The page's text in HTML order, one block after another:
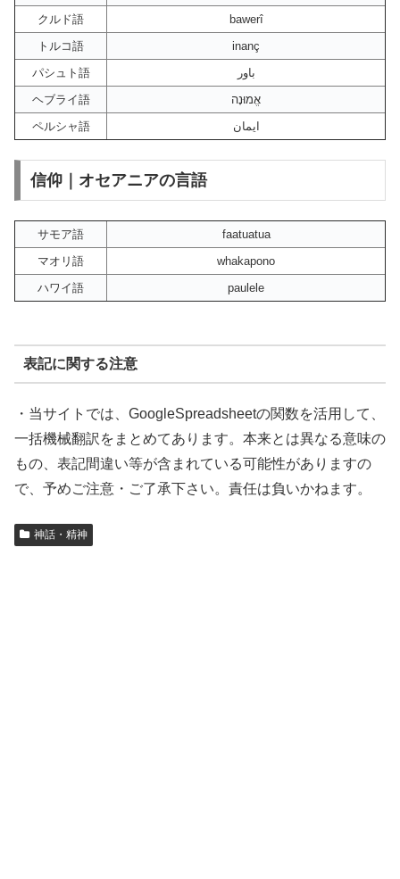
クルド語
bawerî
トルコ語
inanç
パシュト語
باور
ヘブライ語
אֱמוּנָה
ペルシャ語
ایمان
信仰｜オセアニアの言語
サモア語
faatuatua
マオリ語
whakapono
ハワイ語
paulele
表記に関する注意
・当サイトでは、GoogleSpreadsheetの関数を活用して、
一括機械翻訳をまとめてあります。本来とは異なる意味の
もの、表記間違い等が含まれている可能性がありますの
で、予めご注意・ご了承下さい。責任は負いかねます。
神話・精神